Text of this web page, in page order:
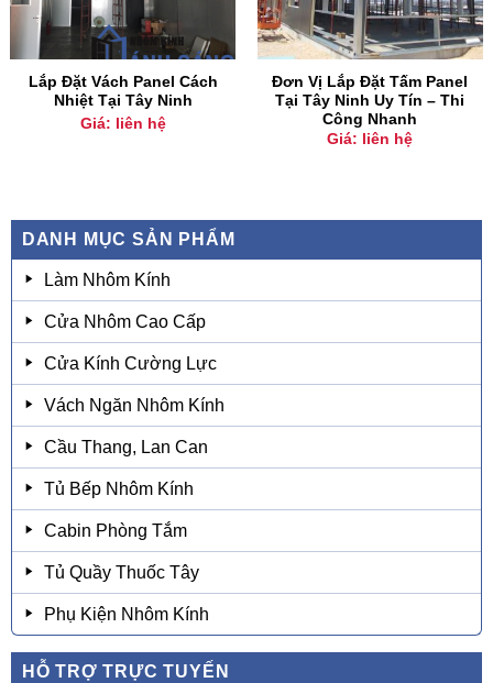
DANH MỤC SẢN PHẨM
Làm Nhôm Kính
Cửa Nhôm Cao Cấp
Cửa Kính Cường Lực
Vách Ngăn Nhôm Kính
Cầu Thang, Lan Can
Tủ Bếp Nhôm Kính
Cabin Phòng Tắm
Tủ Quầy Thuốc Tây
Phụ Kiện Nhôm Kính
HỖ TRỢ TRỰC TUYẾN
Lắp Đặt Vách Panel Cách
Nhiệt Tại Tây Ninh
Giá: liên hệ
Đơn Vị Lắp Đặt Tấm Panel
Tại Tây Ninh Uy Tín – Thi
Công Nhanh
Giá: liên hệ